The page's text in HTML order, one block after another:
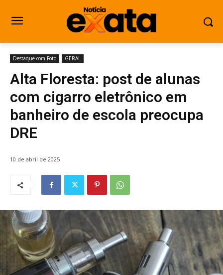
Destaque com Foto GERAL
Alta Floresta: post de alunas
com cigarro eletrônico em
banheiro de escola preocupa
DRE
10 de abril de 2025